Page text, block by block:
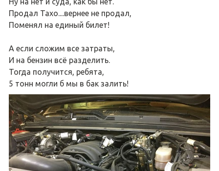
Продал Тахо....вернее не продал,
Поменял на единый билет!
А если сложим все затраты,
И на бензин всё разделить.
Тогда получится, ребята,
5 тонн могли б мы в бак залить!